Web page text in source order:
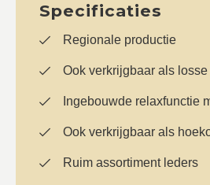
Specificaties
Regionale productie
Ook verkrijgbaar als
Ingebouwde relaxfunctie
Ook verkrijgbaar als
Ruim assortiment leders